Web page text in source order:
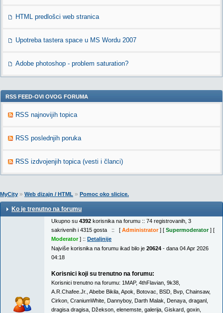
HTML predlošci web stranica
Upotreba tastera space u MS Wordu 2007
Adobe photoshop - problem saturation?
RSS FEED-OVI OVOG FORUMA
RSS najnovijih topica
RSS poslednjih poruka
RSS izdvojenjih topica (vesti i članci)
MyCity » Web dizajn / HTML » Pomoc oko slicice.
Ko je trenutno na forumu
Ukupno su 4392 korisnika na forumu :: 74 registrovanih, 3
sakrivenih i 4315 gosta :: [ Administrator] [ Supermoderator] [
Moderator] :: Detaljnije
Najviše korisnika na forumu ikad bilo je 20624 - dana 04 Apr 2026
04:18
Korisnici koji su trenutno na forumu:
Korisnici trenutno na forumu: 1MAP, 4thFlavian 9k38
A.R.Chafee.Jr. Abebe Bikila Apok Botovac BSD Bvp Chainsaw,
Cirkon CraniumWhite Dannyboy, Darth Malak Denaya draganl
dragisa dragisa Džekson elenemste galerija Giskard goxin